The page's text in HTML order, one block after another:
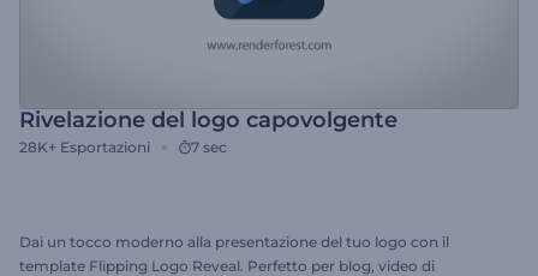
Rivelazione del logo capovolgente
28K+ Esportazioni 7 sec
Dai un tocco moderno alla presentazione del tuo logo con il
template Flipping Logo Reveal. Perfetto per blog, video di